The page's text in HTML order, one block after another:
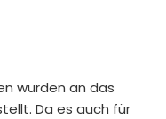
wurden an das
Da es auch für